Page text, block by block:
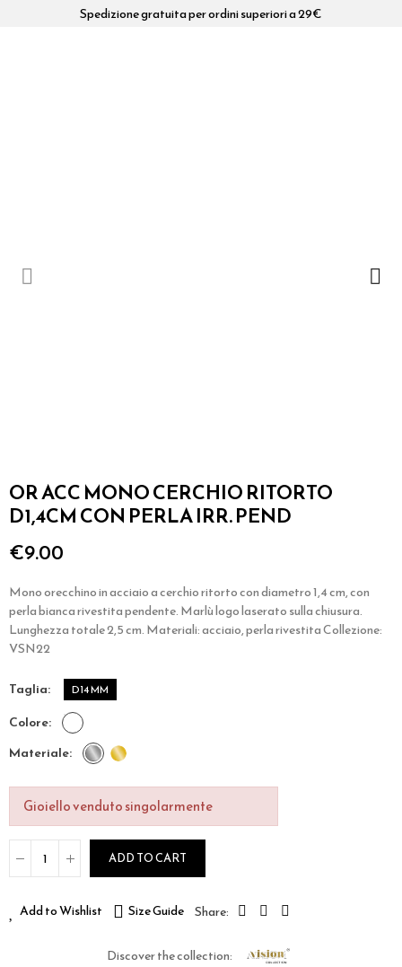
Spedizione gratuita per ordini superiori a 29€
OR ACC MONO CERCHIO RITORTO
D1,4CM CON PERLA IRR. PEND
€9.00
Mono orecchino in acciaio a cerchio ritorto con diametro 1,4 cm, con
perla bianca rivestita pendente. Marlù logo laserato sulla chiusura.
Lunghezza totale 2,5 cm. Materiali: acciaio, perla rivestita Collezione:
VSN22
taglia D14 MM
colore
materiale
Gioiello venduto singolarmente
ADD TO CART
Add to Wishlist Size Guide
Discover the collection: